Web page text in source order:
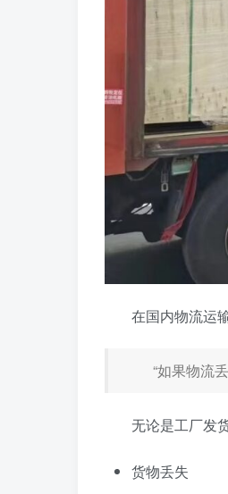
在国内物流运
“如果物流
无论是工厂发
货物丢失